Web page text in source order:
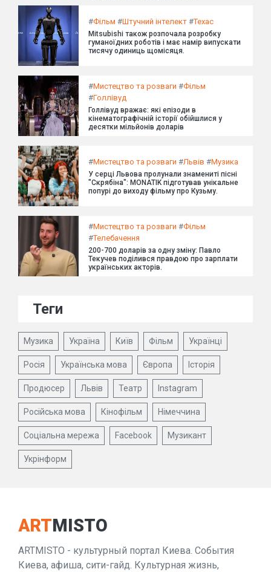
#Фільм #Штучний інтелект #Техас
Mitsubishi також розпочала розробку
гуманоїдних роботів і має намір випускати
тисячу одиниць щомісяця.
#Мистецтво та розваги #Фільм
#Голлівуд
Голлівуд вражає: які епізоди в
кінематографічній історії обійшлися у
десятки мільйонів доларів
#Мистецтво та розваги #Львів #Музика
У серці Львова пролунали знамениті пісні
"Скрябіна": MONATIK підготував унікальне
попурі до виходу фільму про Кузьму.
#Мистецтво та розваги #Фільм
#Телебачення
200-700 доларів за одну зміну: Павло
Текучев поділився правдою про зарплати
українських акторів.
Теги
Музика Україна Київ Фільм Українці
Росія Українська мова Європа Історія
Продюсер Львів Театр Instagram
Російська мова Кінофільм Німеччина
Соціальна мережа Facebook Музикант
Укрінформ
ARTMISTO
ARTMISTO - культурный портал Киева. События
Киева, афиша, сити-гайд. Культурная жизнь,